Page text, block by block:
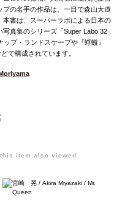
の名手の作品は、一目で森山大道
本書は、スーパーラボによる日本の
真集のシリーズ「Super Labo 32」
プ・ランドスケープや『蜉蝣』
で構成されています。
item also viewed